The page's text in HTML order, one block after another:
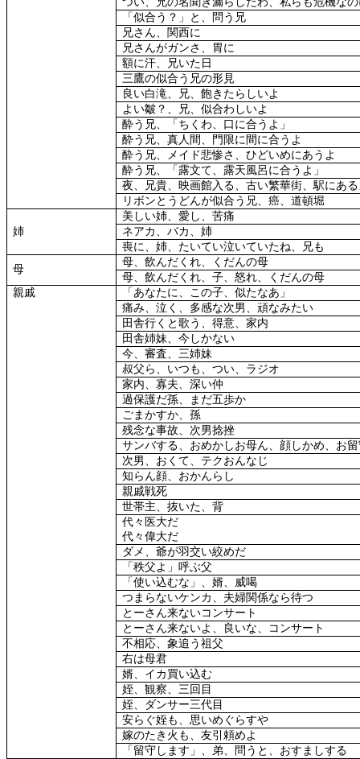
「似合う？」と、問う兄
兄さん、関西に
兄さんがガンさ、胃に
額に汗、兄いた日
三鷹の似合う兄の形見
良い白滝、兄、飽きたらしいよ
よい皺？、兄、似合わしいよ
酔う兄、「ちくわ、口に合うよ」
酔う兄、真人間、門限に間に合うよ
酔う兄、メイド悲惨さ、ひどいめにあうよ
酔う兄、「露文て、露天風呂に合うよ」
夜、兄貴、映画館入る、古い繁華街、駅にあ
リボンとうどんが似合う兄、癌、道頓堀
姉
美しい姉、愛し、苦痛
ネアカ、バカ、姉
喪に、姉、たいてい泣いていたね、兄も
母
母、飲んだくれ、くだんの母
母、飲んだくれ、子、怒れ、くだんの母
親戚
「あなたに、この子、似たなあ」
痛み、泣く、多感な次男、頑なみたい
田舎行くと歌う、得意、家内
田舎姉妹、今しかない
今、審査、三姉妹
叔父ら、いつも、つい、ラジオ
家内、寡夫、深い仲
過保護だ孫、まだ五歩か
ごまかすか、孫
残念な事故、次男捻挫
サンバする、おめかしお母ん、顔しかめ、お
次男、おくて、テクおんなじ
知らん顔、おかんらし
親戚戦死
世帯主、抜いた、背
代々医大だ
代々偉大だ
ダメ、爺が羽交い絞めだ
「秩父よ」呼ぶ父
「使い込むな」、婿、威喝
つまらないケンカ、夫婦関係なら待つ
とーさん来ないコンサート
とーさん来ないよ、良いな、コンサート
不相応、象追う祖父
右は母君
婿、イカ買い込む
姪、観察、三回目
姪、ダンサー三代目
安らぐ姪も、思いめぐらすや
嫁のたき火も、友引頼めよ
「留守します」、弟、問うと、おすましする